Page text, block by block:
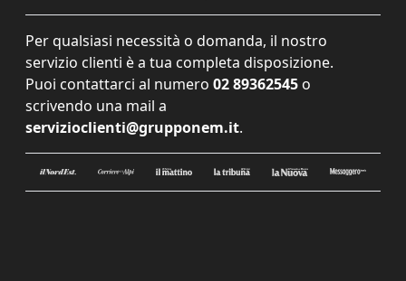
Per qualsiasi necessità o domanda, il nostro
servizio clienti è a tua completa disposizione.
Puoi contattarci al numero 02 89362545 o
scrivendo una mail a
servizioclienti@grupponem.it.